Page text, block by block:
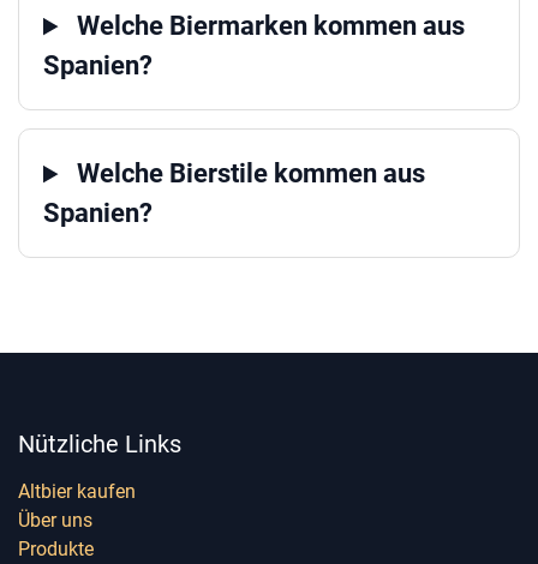
Welche Biermarken kommen aus
Spanien?
Welche Bierstile kommen aus
Spanien?
Nützliche Links
Altbier kaufen
Über uns
Produkte